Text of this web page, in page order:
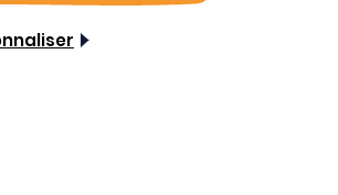
la vraie. Celle
des randonnées
verre de rhum AOC.